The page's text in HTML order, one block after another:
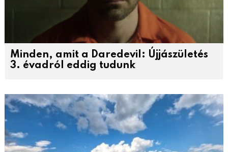
Minden, amit a Daredevil: Újjászületés
3. évadról eddig tudunk